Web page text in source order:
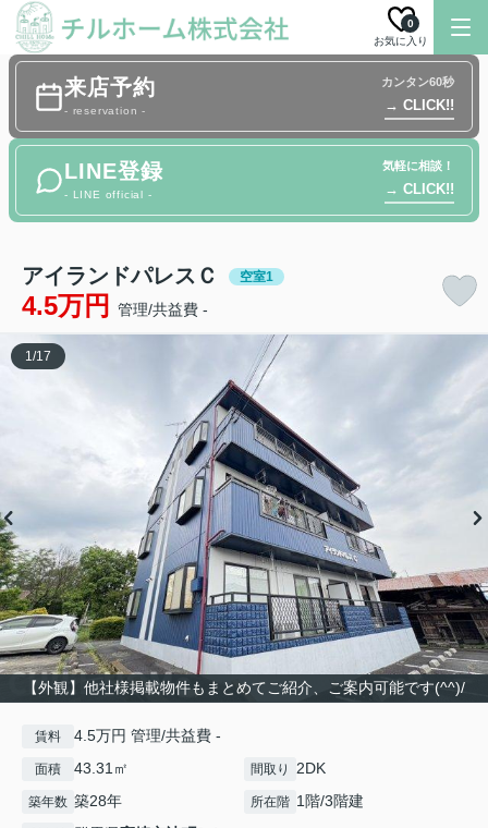
お気に入り
0
来店予約
- reservation -
カンタン60秒
→ CLICK!!
LINE登録
- LINE official -
気軽に相談！
→ CLICK!!
アイランドパレスＣ 空室1
4.5万円 管理/共益費 -
【外観】他社様掲載物件もまとめてご紹介、ご案内可能です(^^)/
1/17
賃料 4.5万円 管理/共益費 -
面積 43.31㎡ 間取り 2DK
築年数 築28年 所在階 1階/3階建